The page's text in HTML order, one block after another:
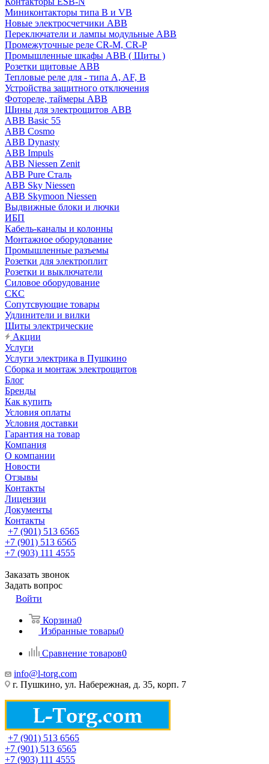
Миниконтакторы типа B и VB
Новые электросчетчики ABB
Переключатели и лампы модульные ABB
Промежуточные реле CR-M, CR-P
Промышленные шкафы ABB ( Щиты )
Розетки щитовые ABB
Тепловые реле для - типа A, AF, B
Устройства защитного отключения
Фотореле, таймеры ABB
Шины для электрощитов АВВ
ABB Basic 55
ABB Cosmo
ABB Dynasty
ABB Impuls
ABB Niessen Zenit
ABB Pure Сталь
ABB Sky Niessen
ABB Skymoon Niessen
Выдвижные блоки и лючки
ИБП
Кабель-каналы и колонны
Монтажное оборудование
Промышленные разъемы
Розетки для электроплит
Розетки и выключатели
Силовое оборудование
СКС
Сопутсвующие товары
Удлинители и вилки
Щиты электрические
Акции
Услуги
Услуги электрика в Пушкино
Сборка и монтаж электрощитов
Блог
Бренды
Как купить
Условия оплаты
Условия доставки
Гарантия на товар
Компания
О компании
Новости
Отзывы
Контакты
Лицензии
Документы
Контакты
+7 (901) 513 6565
+7 (901) 513 6565
+7 (903) 111 4555
Заказать звонок
Задать вопрос
Войти
Корзина0
Избранные товары0
Сравнение товаров0
info@l-torg.com
г. Пушкино, ул. Набережная, д. 35, корп. 7
+7 (901) 513 6565
+7 (901) 513 6565
+7 (903) 111 4555